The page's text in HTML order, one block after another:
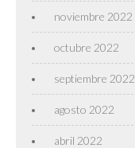
noviembre 2022
octubre 2022
septiembre 2022
agosto 2022
abril 2022